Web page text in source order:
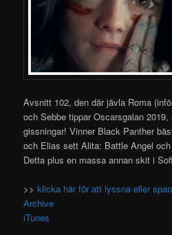
Avsnitt 102, den där jävla Roma
och Sebbe tipparOscarsgalan 2019,
gissningar! Vinner Black Panther
och Elias sett Alita: Battle Angel
Detta plus en massa annan skit i
>>klicka här för att lyssna eller
Archive
iTunes